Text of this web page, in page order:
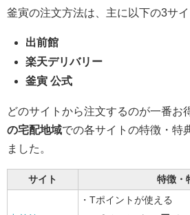
釜寅の注文方法は、主に以下の3サイ
出前館
楽天デリバリー
釜寅 公式
どのサイトから注文するのが一番お
の宅配地域での各サイトの特徴・特
ました。
サイト 特徴・
・Tポイントが使える